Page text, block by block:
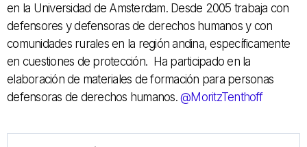
en la Universidad de Amsterdam. Desde 2005 trabaja con
defensores y defensoras de derechos humanos y con
comunidades rurales en la región andina, específicamente
en cuestiones de protección. Ha participado en la
elaboración de materiales de formación para personas
defensoras de derechos humanos. @MoritzTenthoff